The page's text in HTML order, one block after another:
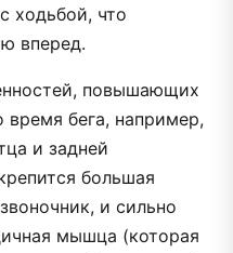
ходьбой, что
вперед.
повышающих
время бега, например,
и задней
большая
и сильно
мышца (которая